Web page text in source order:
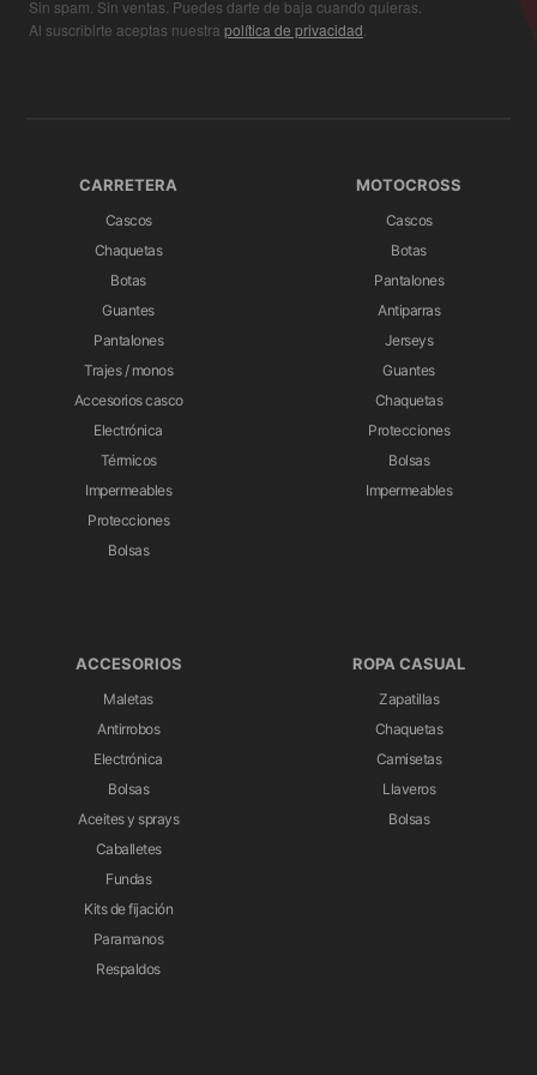
Sin spam. Sin ventas. Puedes darte de baja cuando quieras.
Al suscribirte aceptas nuestra política de privacidad
CARRETERA
Cascos
Chaquetas
Botas
Guantes
Pantalones
Trajes / monos
Accesorios casco
Electrónica
Térmicos
Impermeables
Protecciones
Bolsas
MOTOCROSS
Cascos
Botas
Pantalones
Antiparras
Jerseys
Guantes
Chaquetas
Protecciones
Bolsas
Impermeables
ACCESORIOS
Maletas
Antirrobos
Electrónica
Bolsas
Aceites y sprays
Caballetes
Fundas
Kits de fijación
Paramanos
Respaldos
ROPA CASUAL
Zapatillas
Chaquetas
Camisetas
Llaveros
Bolsas